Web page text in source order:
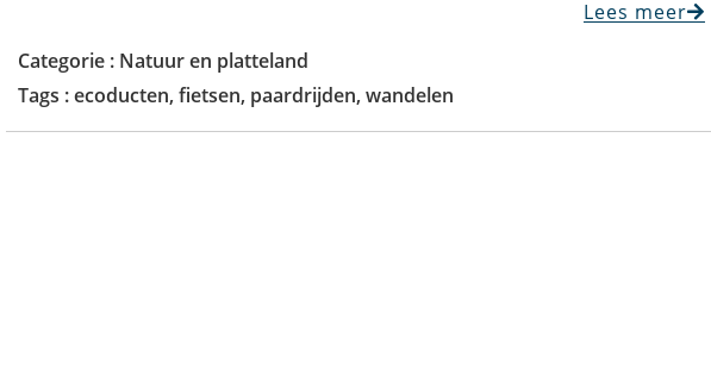
Lees meer
Categorie : Natuur en platteland
Tags :ecoducten, fietsen, paardrijden, wandelen